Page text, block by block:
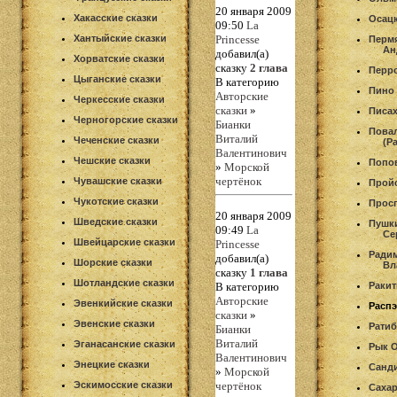
Хакасские сказки
Хантыйские сказки
Хорватские сказки
Цыганские сказки
Черкесские сказки
Черногорские сказки
Чеченские сказки
Чешские сказки
Чувашские сказки
Чукотские сказки
Шведские сказки
Швейцарские сказки
Шорские сказки
Шотландские сказки
Эвенкийские сказки
Эвенские сказки
Эганасанские сказки
Энецкие сказки
Эскимосские сказки
20 января 2009
09:50 La
Princesse
добавил(а)
сказку 2 глава
В категорию
Авторские
сказки »
Бианки
Виталий
Валентинович
» Морской
чертёнок
20 января 2009
09:49 La
Princesse
добавил(а)
сказку 1 глава
В категорию
Авторские
сказки »
Бианки
Виталий
Валентинович
» Морской
чертёнок
Пино
Рык